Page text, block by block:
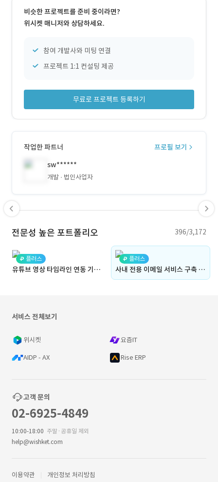
비슷한 프로젝트를 준비 중이라면?
위시켓 매니저와 상담하세요.
참여 개발사와 미팅 연결
프로젝트 1:1 컨설팅 제공
무료로 프로젝트 등록하기
작업한 파트너
프로필 보기
sw******
개발 법인사업자
전문성 높은 포트폴리오 396/3,172
플러스
유튜브 영상 타임라인 연동 기반 실시간 댓글 커뮤니티 플랫폼 구축
플러스
사내 전용 이메일 서비스 구축 및 모바일 최적화 개발
서비스 전체보기
위시켓 요즘IT
AIDP - AX Rise ERP
고객 문의
02-6925-4849
10:00-18:00 주말·공휴일 제외
help@wishket.com
이용약관 개인정보 처리방침